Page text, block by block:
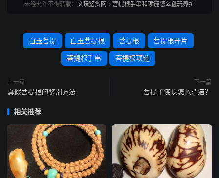
未经允许不得转载： 文玩鉴赏网 » 菩提根手串和项链怎么盘玩养护
白玉菩提 白玉菩提根 菩提根 菩提根开片
菩提根手串 菩提根项链
上一篇
真假菩提根的鉴别方法
下一篇
菩提子佛珠怎么清洁？
相关推荐